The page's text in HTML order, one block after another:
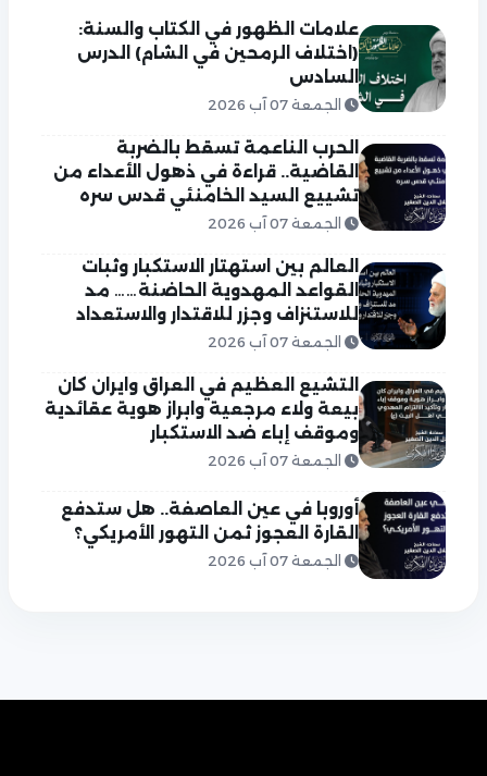
علامات الظهور في الكتاب والسنة:
(اختلاف الرمحين في الشام) الدرس
السادس
الجمعة 07 آب 2026
الحرب الناعمة تسقط بالضربة
القاضية.. قراءة في ذهول الأعداء من
تشييع السيد الخامنئي قدس سره
الجمعة 07 آب 2026
العالم بين استهتار الاستكبار وثبات
القواعد المهدوية الحاضنة…… مد
للاستنزاف وجزر للاقتدار والاستعداد
الجمعة 07 آب 2026
التشيع العظيم في العراق وايران كان
بيعة ولاء مرجعية وابراز هوية عقائدية
وموقف إباء ضد الاستكبار
الجمعة 07 آب 2026
أوروبا في عين العاصفة.. هل ستدفع
القارة العجوز ثمن التهور الأمريكي؟
الجمعة 07 آب 2026